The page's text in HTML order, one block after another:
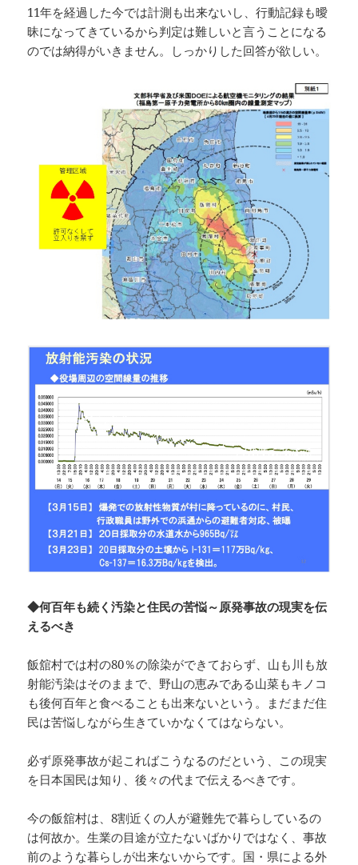
11年を経過した今では計測も出来ないし、行動記録も曖
昧になってきているから判定は難しいと言うことになる
のでは納得がいきません。しっかりした回答が欲しい。
◆何百年も続く汚染と住民の苦悩～原発事故の現実を伝
えるべき
飯舘村では村の80％の除染ができておらず、山も川も放
射能汚染はそのままで、野山の恵みである山菜もキノコ
も後何百年と食べることも出来ないという。まだまだ住
民は苦悩しながら生きていかなくてはならない。
必ず原発事故が起こればこうなるのだという、この現実
を日本国民は知り、後々の代まで伝えるべきです。
今の飯舘村は、8割近くの人が避難先で暮らしているの
は何故か。生業の目途が立たないばかりではなく、事故
前のような暮らしが出来ないからです。国・県による外